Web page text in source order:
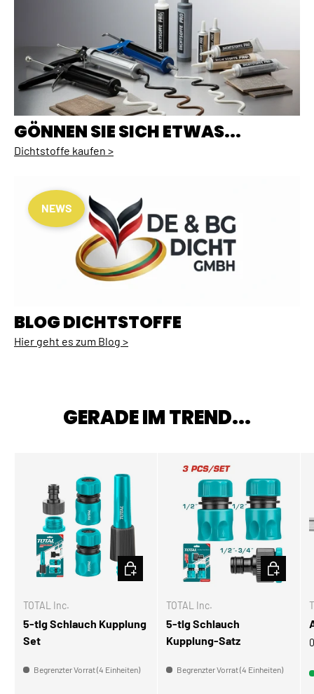
GÖNNEN SIE SICH ETWAS...
Dichtstoffe kaufen >
NEWS
BLOG DICHTSTOFFE
Hier geht es zum Blog >
GERADE IM TREND...
TOTAL Inc.
5-tlg Schlauch Kupplung
Set
Begrenzter Vorrat (4 Einheiten)
IN DEN WARENKORB
TOTAL Inc.
5-tlg Schlauch
Kupplung-Satz
Begrenzter Vorrat (4 Einheiten)
IN DEN